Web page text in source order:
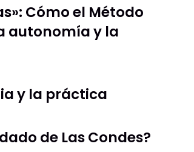
Cómo el Método
autonomía y la
y la práctica
de Las Condes?